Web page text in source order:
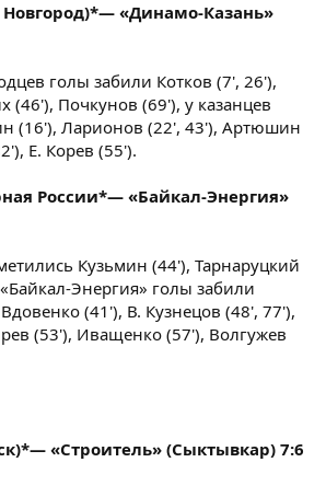
«Динамо-Казань»
голы забили Котков (7', 26'),
(46'), Почкунов (69'), у казанцев
(16'), Ларионов (22', 43'), Артюшин
Е. Корев (55').
России*— «Байкал-Энергия»
Кузьмин (44'), Тарнаруцкий
Энергия» голы забили
(41'), В. Кузнецов (48', 77'),
(53'), Иващенко (57'), Волгужев
«Строитель» (Сыктывкар) 7:6